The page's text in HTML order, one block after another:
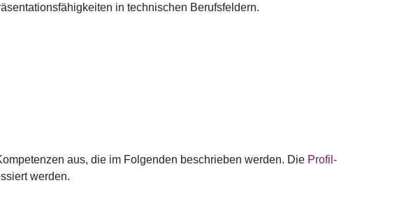
in technischen Berufsfeldern.
aus, die im Folgenden beschrieben werden. Die Profil-
werden.